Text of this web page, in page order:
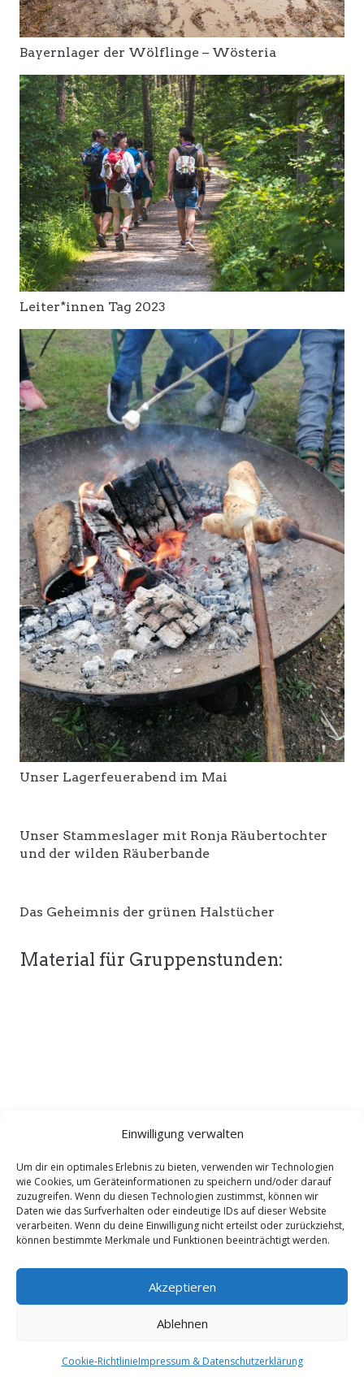
Einwilligung verwalten
Um dir ein optimales Erlebnis zu bieten, verwenden wir Technologien
wie Cookies, um Geräteinformationen zu speichern und/oder darauf
zuzugreifen. Wenn du diesen Technologien zustimmst, können wir
Daten wie das Surfverhalten oder eindeutige IDs auf dieser Website
verarbeiten. Wenn du deine Einwilligung nicht erteilst oder zurückziehst,
können bestimmte Merkmale und Funktionen beeinträchtigt werden.
Akzeptieren
Ablehnen
Cookie-RichtlinieImpressum & Datenschutzerklärung
Bayernlager der Wölflinge – Wösteria
Leiter*innen Tag 2023
Unser Lagerfeuerabend im Mai
Unser Stammeslager mit Ronja Räubertochter
und der wilden Räuberbande
Das Geheimnis der grünen Halstücher
Material für Gruppenstunden:
Stammesblatt